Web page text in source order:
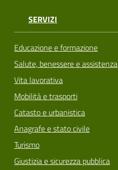
SERVIZI
Educazione e formazione
Salute, benessere e assistenza
Vita lavorativa
Mobilità e trasporti
Catasto e urbanistica
Anagrafe e stato civile
Turismo
Giustizia e sicurezza pubblica